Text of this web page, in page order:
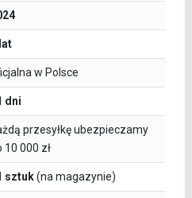
w Polsce
dni
przesyłkę ubezpieczamy
10 000 zł
sztuk(na magazynie)